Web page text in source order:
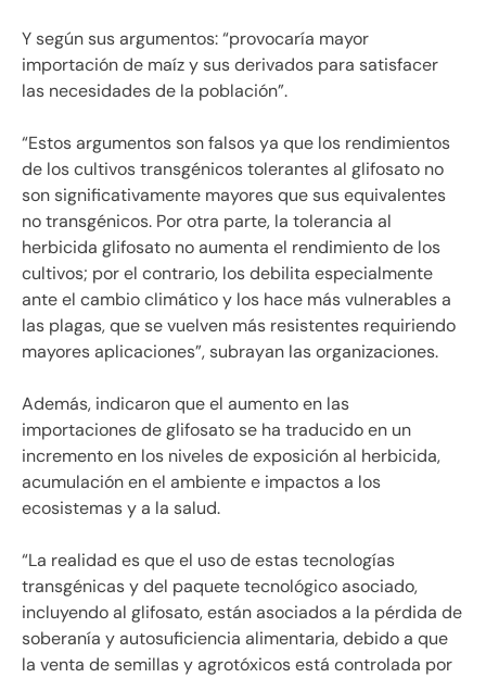
Y según sus argumentos: “provocaría mayor
importación de maíz y sus derivados para satisfacer
las necesidades de la población”.
“Estos argumentos son falsos ya que los rendimientos
de los cultivos transgénicos tolerantes al glifosato no
son significativamente mayores que sus equivalentes
no transgénicos. Por otra parte, la tolerancia al
herbicida glifosato no aumenta el rendimiento de los
cultivos; por el contrario, los debilita especialmente
ante el cambio climático y los hace más vulnerables a
las plagas, que se vuelven más resistentes requiriendo
mayores aplicaciones”, subrayan las organizaciones.
Además, indicaron que el aumento en las
importaciones de glifosato se ha traducido en un
incremento en los niveles de exposición al herbicida,
acumulación en el ambiente e impactos a los
ecosistemas y a la salud.
“La realidad es que el uso de estas tecnologías
transgénicas y del paquete tecnológico asociado,
incluyendo al glifosato, están asociados a la pérdida de
soberanía y autosuficiencia alimentaria, debido a que
la venta de semillas y agrotóxicos está controlada por